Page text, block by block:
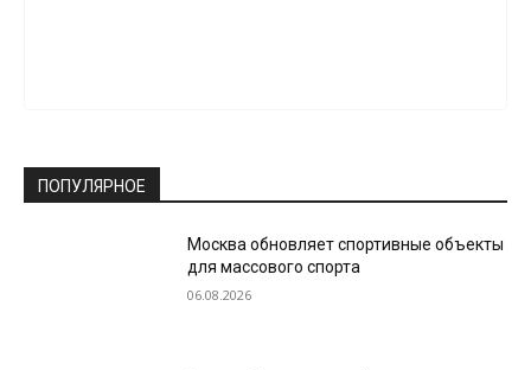
ПОПУЛЯРНОЕ
Москва обновляет спортивные объекты
для массового спорта
06.08.2026